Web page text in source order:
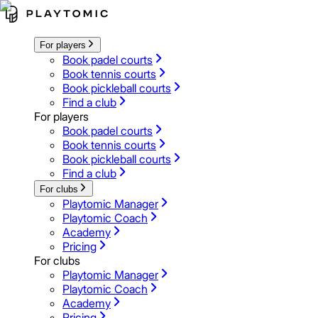
For players
Book padel courts
Book tennis courts
Book pickleball courts
Find a club
For players
Book padel courts
Book tennis courts
Book pickleball courts
Find a club
For clubs
Playtomic Manager
Playtomic Coach
Academy
Pricing
For clubs
Playtomic Manager
Playtomic Coach
Academy